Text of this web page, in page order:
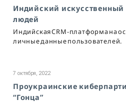
Индийский искусственный
людей
Индийская CRM-платформа на
личные данные пользователей.
7 октября, 2022
Проукраинские
“Гонца”